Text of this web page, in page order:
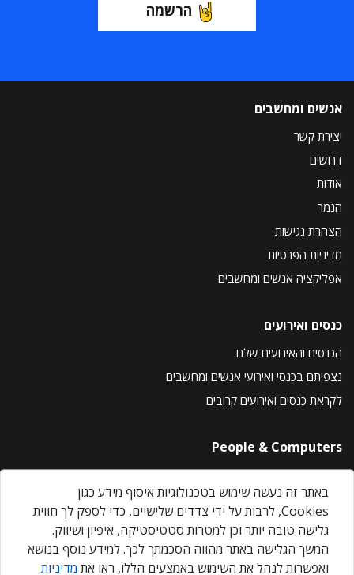
הרשמה
אנשים ומחשבים
יצירת קשר
דרושים
אודות
הנמר
הצהרת נגישות
מדיניות הפרטיות
אפליקציה אנשים ומחשבים
כנסים ואירועים
הכנסים והאירועים שלנו
נצפיתם בכנסי ואירועי אנשים ומחשבים
לקראת כנסים ואירועים קרובים
People & Computers
About Us
Privacy Policy
Contact Us
Our Events
באתר זה נעשה שימוש בטכנולוגיות איסוף מידע כגון
Cookies, לרבות על ידי צדדים שלישיים, כדי לספק לך חווית
גלישה טובה יותר וכן למטרות סטטיסטיקה, איפיון ושיווק.
המשך הגלישה באתר מהווה הסכמתך לכך. למידע נוסף בנושא
ואפשרות לנהל את השימוש באמצעים הללו, ראו את מדיניות